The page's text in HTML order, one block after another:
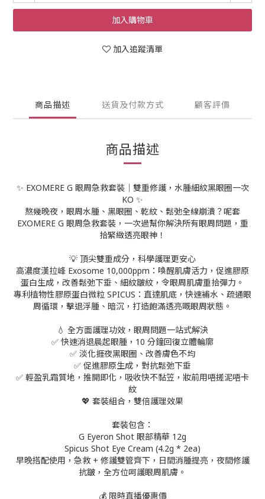
加入購物車
加入追蹤清單
商品描述 送貨及付款方式 顧客評價
商品描述
✨ EXOMERE G 眼周急救套裝｜雙重修護，水腫細紋黑眼圈一次
KO ✨
熬幾晚夜，眼周水腫、黑眼圈、乾紋、鬆弛全線崩潰？呢套
EXOMERE G 眼周急救套裝，一次過幫你解決所有眼周問題，重
拾緊緻透亮眼神！
💡 頂尖雙重成分，科學護理更安心
高濃度漢拉峰 Exosome 10,000ppm：喚醒肌膚活力，促進膠原
蛋白生成，改善鬆弛下垂、細紋皺紋，令眼周肌膚重拾彈力。
專利植物性膠原蛋白微粒 SPICUS：直達肌底，快速補水、疏通眼
周循環，擊退浮腫、暗沉，打造飽滿透亮嘅眼周狀態。
💧 全方面護理功效，眼周問題一站式解決
✅ 快速消退晨起眼腫，10 分鐘回復立體輪廓
✅ 淡化捱夜黑眼圈、改善膚色不均
✅ 促進膠原生成，對抗鬆弛下垂
✅ 輕盈乳霜質地，推開即化，吸收快不黏笠，妝前用唔搓泥唔卡
紋
💖 套裝組合，雙倍護理效果
套裝包含：
G Eyeron Shot 眼部精華 12g
Spicus Shot Eye Cream (4.2g * 2ea)
早晚搭配使用，急救 + 修護雙管齊下，日間消腫提亮，夜間修護
抗皺，全方位呵護眼周肌膚。
💰 限時直播優惠價